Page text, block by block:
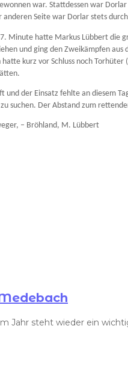
war. Stattdessen war
Seite war Dorlar stets
hatte Markus Lübbert die
und ging den Zweikämpfen
kurz vor Schluss noch
der Einsatz fehlte an diesem
suchen. Der Abstand zum
– Bröhland, M. Lübbert
Jahr steht wieder ein